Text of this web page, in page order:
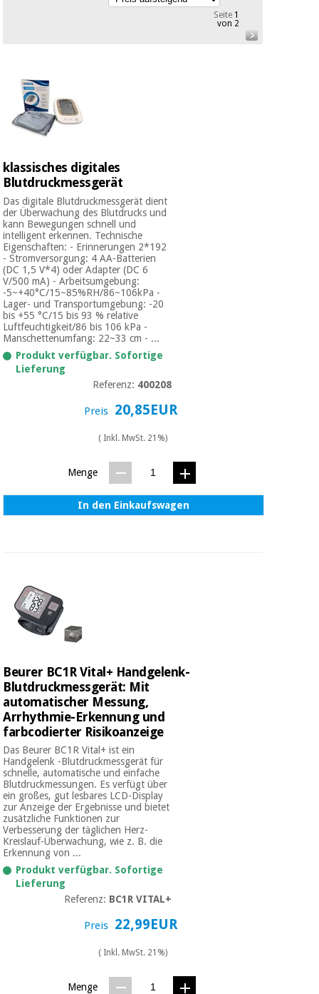
Outlet
Fisaude
Tech
Academy
möbel
Therapeutische
schränke
Essentielles
schutzmaterial
für
coronaviren
Aerobic,
fitness
und
pilates
Sport
und
spiele
Sanitärkleiderschränke
Veterinärmedizin
(ausverkauf)
Angebote
Outlet
Fisaude
Tech
Academy
chinesische
medizin
Therapeutische
schränke
Essentielles
schutzmaterial
für
coronaviren
Aerobic,
fitness
Sanitärkleiderschränke
Orthopädie
(ausverkauf)
Seite1
von 2
klassisches digitales
Blutdruckmessgerät
Das digitale Blutdruckmessgerät dient
der Überwachung des Blutdrucks und
kann Bewegungen schnell und
intelligent erkennen. Technische
Eigenschaften: - Erinnerungen 2*192
- Stromversorgung: 4 AA-Batterien
(DC 1,5 V*4) oder Adapter (DC 6
V/500 mA) - Arbeitsumgebung:
-5~+40°C/15~85%RH/86~106kPa -
Lager- und Transportumgebung: -20
bis +55 °C/15 bis 93 % relative
Luftfeuchtigkeit/86 bis 106 kPa -
Manschettenumfang: 22~33 cm - ...
Produkt verfügbar. Sofortige
Lieferung
Referenz: 400208
Preis 20,85EUR
( Inkl. MwSt. 21%)
Menge
In den Einkaufswagen
Beurer BC1R Vital+ Handgelenk-
Blutdruckmessgerät: Mit
automatischer Messung,
Arrhythmie-Erkennung und
farbcodierter Risikoanzeige
Das Beurer BC1R Vital+ ist ein
Handgelenk -Blutdruckmessgerät für
schnelle, automatische und einfache
Blutdruckmessungen. Es verfügt über
ein großes, gut lesbares LCD-Display
zur Anzeige der Ergebnisse und bietet
zusätzliche Funktionen zur
Verbesserung der täglichen Herz-
Kreislauf-Überwachung, wie z. B. die
Erkennung von ...
Produkt verfügbar. Sofortige
Lieferung
Referenz: BC1R VITAL+
Preis 22,99EUR
( Inkl. MwSt. 21%)
Menge